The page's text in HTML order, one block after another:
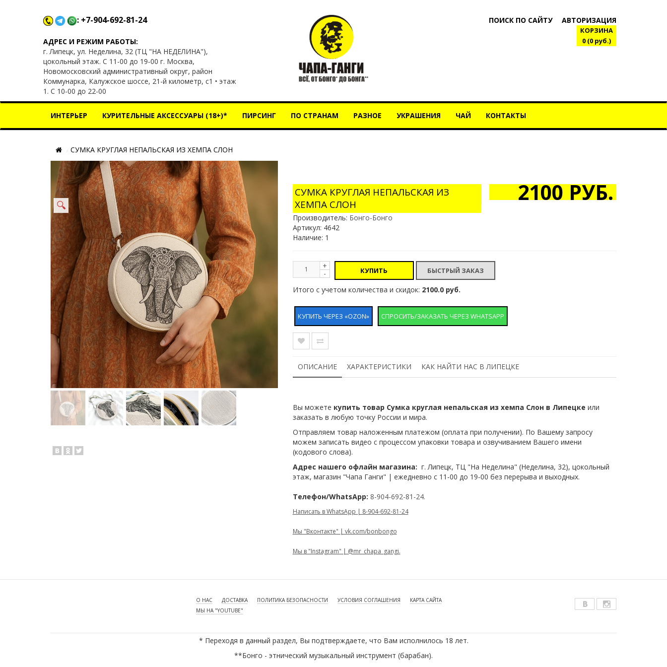
: +7-904-692-81-24
АДРЕС И РЕЖИМ РАБОТЫ:
г. Липецк, ул. Неделина, 32 (ТЦ "НА НЕДЕЛИНА"),
цокольный этаж. С 11-00 до 19-00 г. Москва,
Новомосковский административный округ, район
Коммунарка, Калужское шоссе, 21-й километр, с1 • этаж
1. С 10-00 до 22-00
ПОИСК ПО САЙТУ АВТОРИЗАЦИЯ
КОРЗИНА
0 (0 руб.)
ИНТЕРЬЕР КУРИТЕЛЬНЫЕ АКСЕССУАРЫ (18+)* ПИРСИНГ ПО СТРАНАМ РАЗНОЕ УКРАШЕНИЯ ЧАЙ КОНТАКТЫ
СУМКА КРУГЛАЯ НЕПАЛЬСКАЯ ИЗ ХЕМПА СЛОН
🔍
СУМКА КРУГЛАЯ НЕПАЛЬСКАЯ ИЗ
ХЕМПА СЛОН
Производитель: Бонго-Бонго
Артикул: 4642
Наличие: 1
2100 РУБ.
+
- КУПИТЬ
Итого с учетом количества и скидок: 2100.0 руб.
КУПИТЬ ЧЕРЕЗ «OZON» СПРОСИТЬ/ЗАКАЗАТЬ ЧЕРЕЗ WHATSAPP
ОПИСАНИЕ ХАРАКТЕРИСТИКИ КАК НАЙТИ НАС В ЛИПЕЦКЕ
Вы можете купить товар Сумка круглая непальская из хемпа Слон в Липецке или
заказать в любую точку России и мира.
Отправляем товар наложенным платежом (оплата при получении). По Вашему запросу
можем записать видео с процессом упаковки товара и озвучиванием Вашего имени
(кодового слова).
Адрес нашего офлайн магазина: г. Липецк, ТЦ "На Неделина" (Неделина, 32), цокольный
этаж, магазин "Чапа Ганги" | ежедневно с 11-00 до 19-00 без перерыва и выходных.
Телефон/WhatsApp: 8-904-692-81-24.
Написать в WhatsApp | 8-904-692-81-24
Мы "Вконтакте" | vk.com/bonbongo
Мы в "Instagram" | @mr_chapa_gangi.
О НАС ДОСТАВКА ПОЛИТИКА БЕЗОПАСНОСТИ УСЛОВИЯ СОГЛАШЕНИЯ
КАРТА САЙТА
МЫ НА "YOUTUBE"
* Переходя в данный раздел, Вы подтверждаете, что Вам исполнилось 18 лет.
**Бонго - этнический музыкальный инструмент (барабан).